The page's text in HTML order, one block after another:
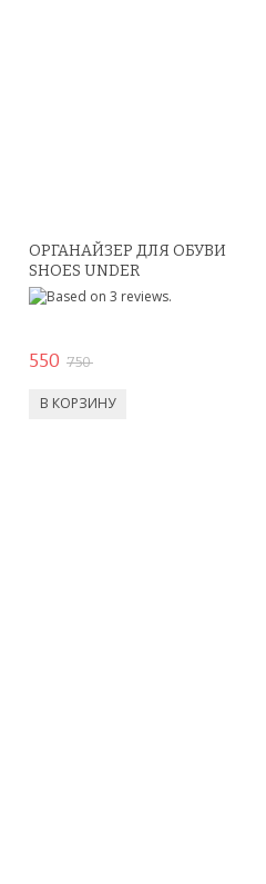
ОРГАНАЙЗЕР ДЛЯ ОБУВИ
SHOES UNDER
550 750